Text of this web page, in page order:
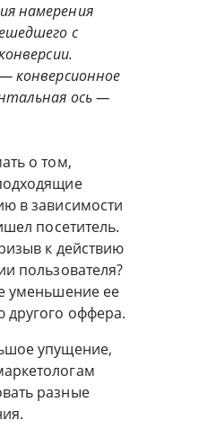
намерения
с
конверсионное
ось —
о том,
в зависимости
посетитель.
к действию
пользователя?
уменьшение ее
оффера.
упущение,
разные